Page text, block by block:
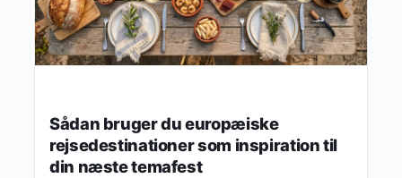
Sådan bruger du europæiske
rejsedestinationer som inspiration til
din næste temafest